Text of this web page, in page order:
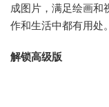
成图片，满足绘画和
作和生活中都有用处。
解锁高级版